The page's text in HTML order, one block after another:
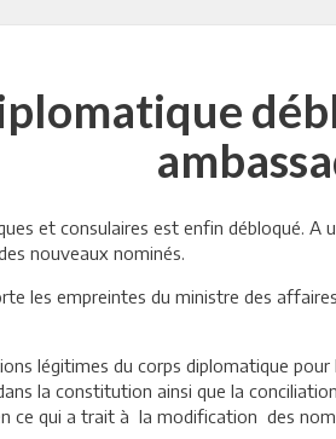
et consulaires est enfin débloqué. A
nouveaux nominés.
les empreintes du ministre des
légitimes du corps diplomatique
la constitution ainsi que la
ce qui a trait à la modification des